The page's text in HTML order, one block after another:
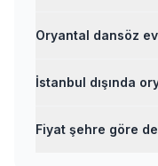
Oryantal dansöz
İstanbul dışında
Fiyat şehre göre